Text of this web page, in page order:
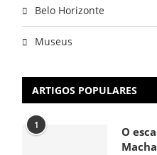
Belo Horizonte
Museus
ARTIGOS POPULARES
1
O